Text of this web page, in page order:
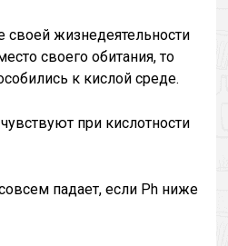
жизнедеятельности
своего обитания, то
к кислой среде.
при кислотности
падает, если Ph ниже